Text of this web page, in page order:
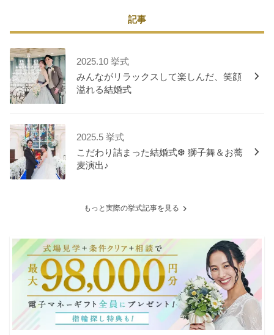
記事
2025.10 挙式
みんながリラックスして楽しんだ、笑顔
溢れる結婚式
2025.5 挙式
こだわり詰まった結婚式❆ 獅子舞＆お蕎
麦演出♪
もっと実際の挙式記事を見る